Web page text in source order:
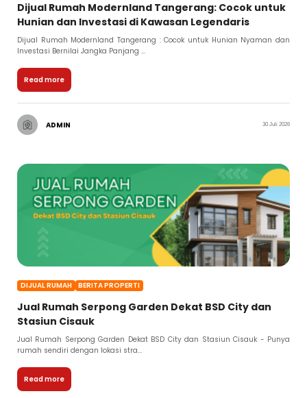
Dijual Rumah Modernland Tangerang: Cocok untuk
Hunian dan Investasi di Kawasan Legendaris
Dijual Rumah Modernland Tangerang : Cocok untuk Hunian Nyaman dan
Investasi Bernilai Jangka Panjang ...
Read more
ADMIN 30 Juli 2026
DIJUAL RUMAH BERITA PROPERTI
Jual Rumah Serpong Garden Dekat BSD City dan
Stasiun Cisauk
Jual Rumah Serpong Garden Dekat BSD City dan Stasiun Cisauk - Punya
rumah sendiri dengan lokasi stra...
Read more